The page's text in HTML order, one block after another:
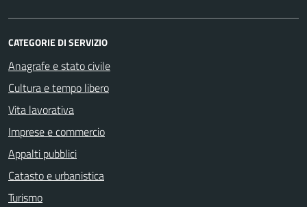
CATEGORIE DI SERVIZIO
Anagrafe e stato civile
Cultura e tempo libero
Vita lavorativa
Imprese e commercio
Appalti pubblici
Catasto e urbanistica
Turismo